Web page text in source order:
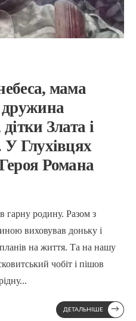
мама
дружина
Злата і
Глухівцях
Романа
гарну родину. Разом з
виховував доньку і
на життя. Та на нашу
чобіт і пішов
...
ДЕТАЛЬНІШЕ →